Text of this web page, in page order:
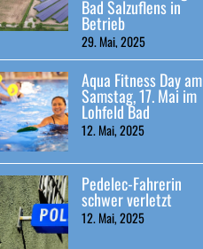
Bad Salzuflens in
Betrieb
29. Mai, 2025
Aqua Fitness Day am
Samstag, 17. Mai im
Lohfeld Bad
12. Mai, 2025
Pedelec-Fahrerin
schwer verletzt
12. Mai, 2025